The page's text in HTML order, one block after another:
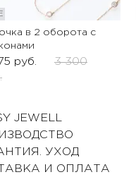
в 2 оборота с
руб.
3 300
JEWELL
УХОД
И ОПЛАТА